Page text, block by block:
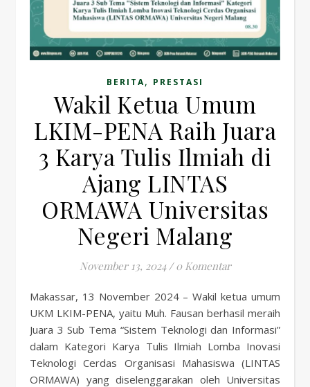
BERITA, PRESTASI
Wakil Ketua Umum
LKIM-PENA Raih Juara
3 Karya Tulis Ilmiah di
Ajang LINTAS
ORMAWA Universitas
Negeri Malang
November 13, 2024 / 0 Komentar
Makassar, 13 November 2024 – Wakil ketua umum
UKM LKIM-PENA, yaitu Muh. Fausan berhasil meraih
Juara 3 Sub Tema “Sistem Teknologi dan Informasi”
dalam Kategori Karya Tulis Ilmiah Lomba Inovasi
Teknologi Cerdas Organisasi Mahasiswa (LINTAS
ORMAWA) yang diselenggarakan oleh Universitas